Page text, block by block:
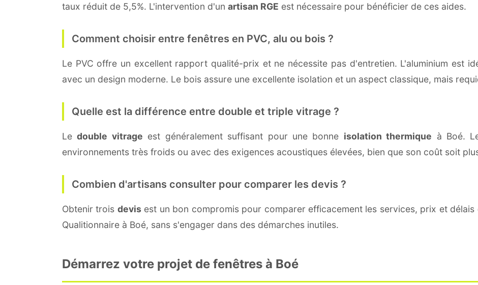
taux réduit de 5,5%. L'intervention d'un artisan RGE est nécessaire pour bénéficier de ces aides.
Comment choisir entre fenêtres en PVC, alu ou bois ?
Le PVC offre un excellent rapport qualité-prix et ne nécessite pas d'entretien. L'aluminium est
avec un design moderne. Le bois assure une excellente isolation et un aspect classique, mais
Quelle est la différence entre double et triple vitrage ?
Ledouble vitrage est généralement suffisant pour une bonne isolation thermique à Boé.
environnements très froids ou avec des exigences acoustiques élevées, bien que son coût soit
Combien d'artisans consulter pour comparer les devis ?
Obtenir trois devisest un bon compromis pour comparer efficacement les services, prix et
Qualitionnaire à Boé, sans s'engager dans des démarches inutiles.
Démarrez votre projet de fenêtres à Boé